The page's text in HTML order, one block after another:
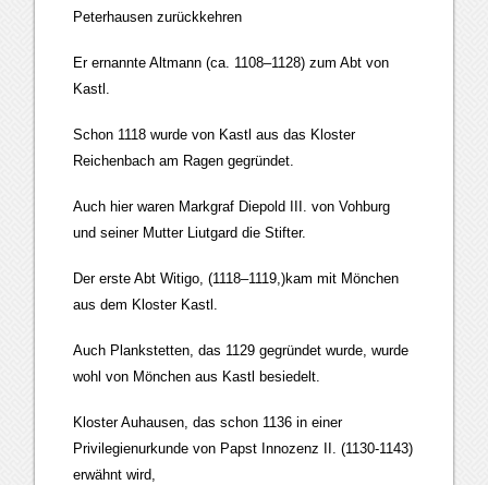
Peterhausen zurückkehren
Er ernannte Altmann (ca. 1108–1128) zum Abt von
Kastl.
Schon 1118 wurde von Kastl aus das Kloster
Reichenbach am Ragen gegründet.
Auch hier waren Markgraf Diepold III. von Vohburg
und seiner Mutter Liutgard die Stifter.
Der erste Abt Witigo, (1118–1119,)kam mit Mönchen
aus dem Kloster Kastl.
Auch Plankstetten, das 1129 gegründet wurde, wurde
wohl von Mönchen aus Kastl besiedelt.
Kloster Auhausen, das schon 1136 in einer
Privilegienurkunde von Papst Innozenz II. (1130-1143)
erwähnt wird,